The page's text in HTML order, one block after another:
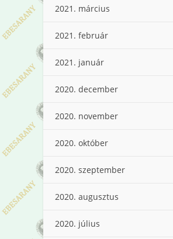
2021. március
2021. február
2021. január
2020. december
2020. november
2020. október
2020. szeptember
2020. augusztus
2020. július